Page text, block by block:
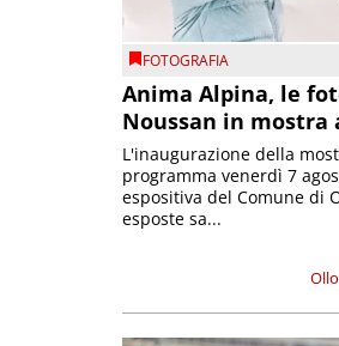
FOTOGRAFIA
Anima Alpina, le
Noussan in mostra
L'inaugurazione della
programma venerdì 7
espositiva del Comune di
esposte sa...